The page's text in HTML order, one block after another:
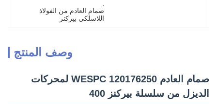
اللاسلكي بيركنز
وصف المنتج
صمام العادم WESPC 120176250 لمحركات
الديزل من سلسلة بيركنز 400